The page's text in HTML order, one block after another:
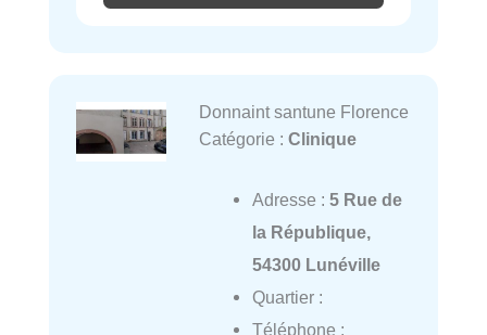
Donnaint santune Florence
Catégorie : Clinique
Adresse : 5 Rue de
la République,
54300 Lunéville
Quartier :
Téléphone :